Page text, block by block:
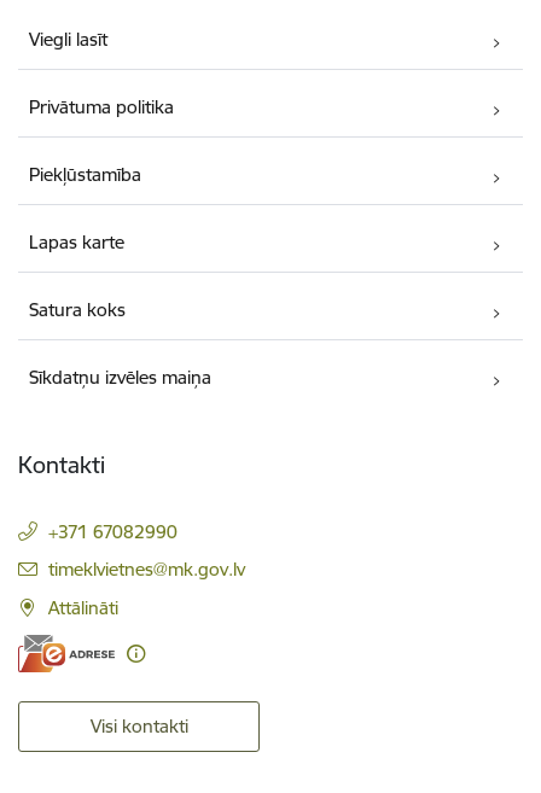
Viegli lasīt
Privātuma politika
Piekļūstamība
Lapas karte
Satura koks
Sīkdatņu izvēles maiņa
Kontakti
+371 67082990
E-pasts:
timeklvietnes@mk.gov.lv
Attālināti
Visi kontakti